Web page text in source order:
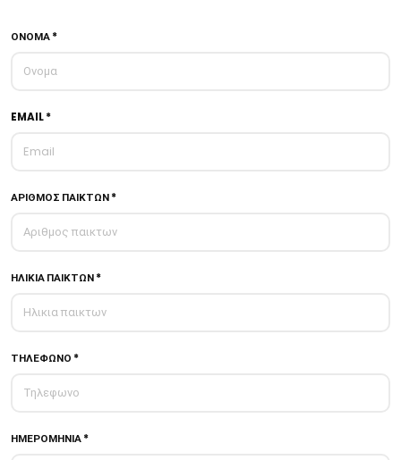
ΟΝΟΜΑ *
EMAIL *
ΑΡΙΘΜΟΣ ΠΑΙΚΤΩΝ *
ΗΛΙΚΙΑ ΠΑΙΚΤΩΝ *
ΤΗΛΕΦΩΝΟ *
ΗΜΕΡΟΜΗΝΙΑ *